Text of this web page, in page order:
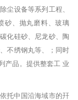
尘设备等系列工程、
砂、抛丸磨料、玻璃
化硅砂、尼龙砂、陶
不绣钢丸等、；同时
产品。提供整套工 业
托中国沿海域市的幵